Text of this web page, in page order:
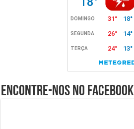
Encontre-nos no Facebook